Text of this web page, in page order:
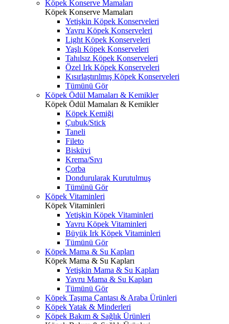
Köpek Konserve Mamaları
Köpek Konserve Mamaları
Yetişkin Köpek Konserveleri
Yavru Köpek Konserveleri
Light Köpek Konserveleri
Yaşlı Köpek Konserveleri
Tahılsız Köpek Konserveleri
Özel Irk Köpek Konserveleri
Kısırlaştırılmış Köpek Konserveleri
Tümünü Gör
Köpek Ödül Mamaları & Kemikler
Köpek Ödül Mamaları & Kemikler
Köpek Kemiği
Çubuk/Stick
Taneli
Fileto
Bisküvi
Krema/Sıvı
Çorba
Dondurularak Kurutulmuş
Tümünü Gör
Köpek Vitaminleri
Köpek Vitaminleri
Yetişkin Köpek Vitaminleri
Yavru Köpek Vitaminleri
Büyük Irk Köpek Vitaminleri
Tümünü Gör
Köpek Mama & Su Kapları
Köpek Mama & Su Kapları
Yetişkin Mama & Su Kapları
Yavru Mama & Su Kapları
Tümünü Gör
Köpek Taşıma Çantası & Araba Ürünleri
Köpek Yatak & Minderleri
Köpek Bakım & Sağlık Ürünleri